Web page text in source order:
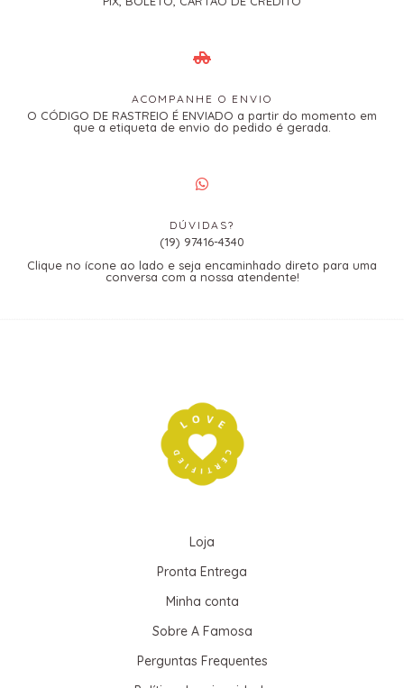
ACOMPANHE O ENVIO
O CÓDIGO DE RASTREIO É ENVIADO a partir do momento em
que a etiqueta de envio do pedido é gerada.
DÚVIDAS?
(19) 97416-4340
Clique no ícone ao lado e seja encaminhado direto para uma
conversa com a nossa atendente!
Loja
Pronta Entrega
Minha conta
Sobre A Famosa
Perguntas Frequentes